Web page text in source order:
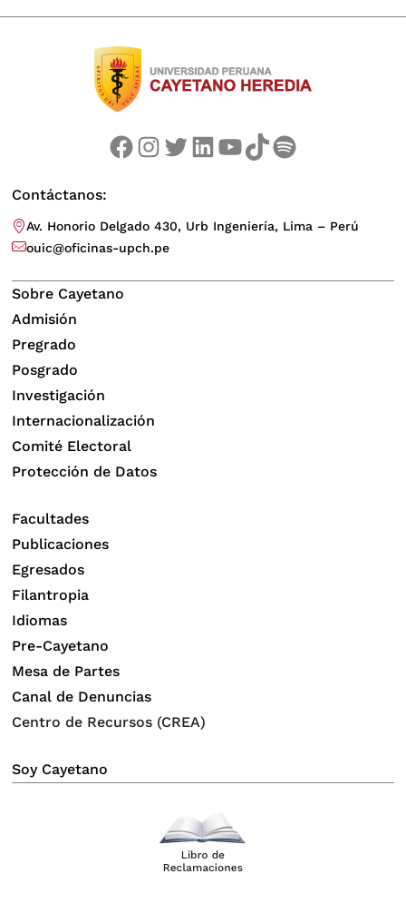
Facebook Instagram Twitter LinkedIn YouTube TikTok Spotify
Contáctanos:
Av. Honorio Delgado 430, Urb Ingeniería, Lima – Perú
ouic@oficinas-upch.pe
Sobre Cayetano
Admisión
Pregrado
Posgrado
Investigación
Internacionalización
Comité Electoral
Protección de Datos
Facultades
Publicaciones
Egresados
Filantropia
Idiomas
Pre-Cayetano
Mesa de Partes
Canal de Denuncias
Centro de Recursos (CREA)
Soy Cayetano